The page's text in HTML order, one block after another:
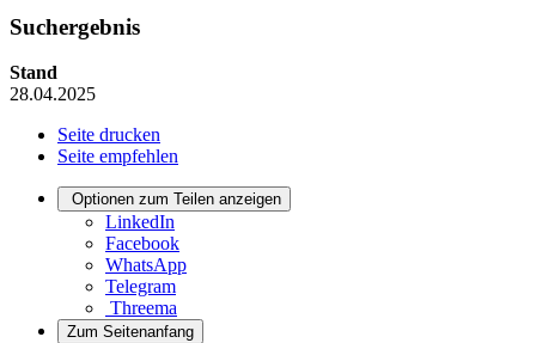
Suchergebnis
Stand
28.04.2025
Seite drucken
Seite empfehlen
Optionen zum Teilen anzeigen
LinkedIn
Facebook
WhatsApp
Telegram
Threema
Zum Seitenanfang